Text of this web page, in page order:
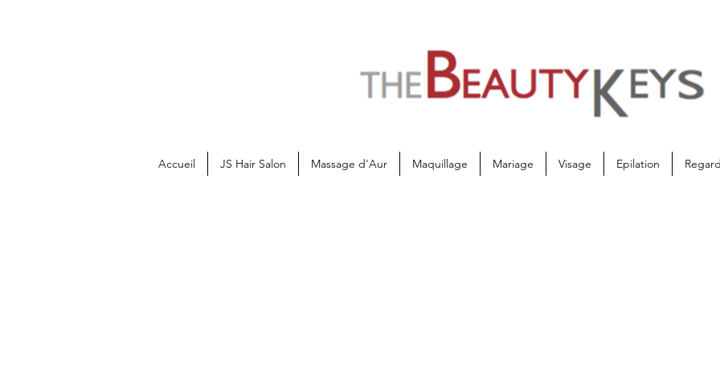
Accueil JS Hair Salon Massage d'Aur Maquillage Mariage Visage Epilation